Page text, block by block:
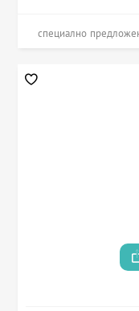
специално